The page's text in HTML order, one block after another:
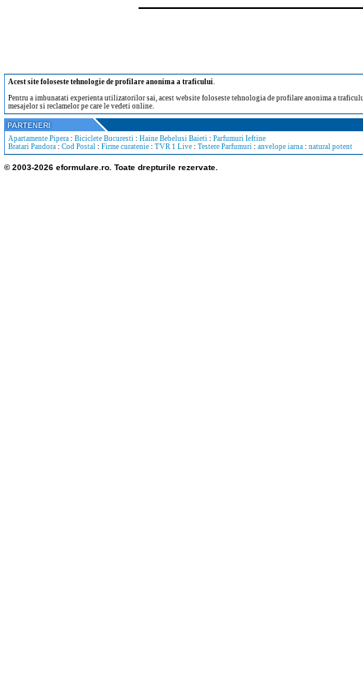
Acest site foloseste tehnologie de profilare anonima a traficului.
Pentru a imbunatati experienta utilizatorilor sai, acest website foloseste tehnologia de profilare anonima a
mesajelor si reclamelor pe care le vedeti online.
Apartamente Pipera : Biciclete Bucuresti : Haine Bebelusi Baieti : Parfumuri Ieftine
Bratari Pandora : Cod Postal : Firme curatenie : TVR 1 Live : Testere Parfumuri : anvelope iarna : natural potent
© 2003-2026 eformulare.ro. Toate drepturile rezervate.